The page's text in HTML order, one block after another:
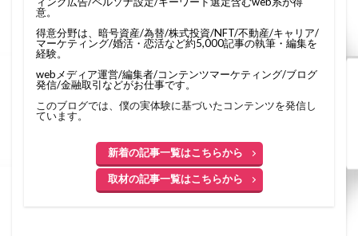
意。
得意分野は、暗号資産/為替/株式投資/NFT/不動産/キャリア/
マーケティング/婚活・恋活など約5,000記事の執筆・編集を
経験。
webメディア運営/編集者/コンテンツマーケティング/ブログ
発信/金融取引などがお仕事です。
このブログでは、僕の実体験に基づいたコンテンツを発信し
ています。
新着の記事一覧はこちらから
取材の記事一覧はこちらから